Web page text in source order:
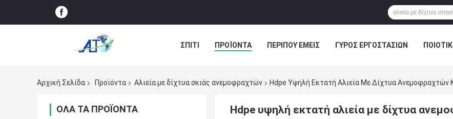
ΣΠΊΤΙ ΠΡΟΪΌΝΤΑ ΠΕΡΊΠΟΥ ΕΜΕΊΣ ΓΎΡΟΣ ΕΡΓΟΣΤΑΣΊΩΝ
Αρχική Σελίδα
Προϊόντα Αλιεία με δίχτυα σκιάς ανεμοφραχτών Hdpe Υψηλή Εκτατή Αλιεία Με Δίχτυα Ανεμοφραχτών
ΌΛΑ ΤΑ ΠΡΟΪΌΝΤΑ
Hdpe υψηλή εκτατή αλιεία με δίχτυα